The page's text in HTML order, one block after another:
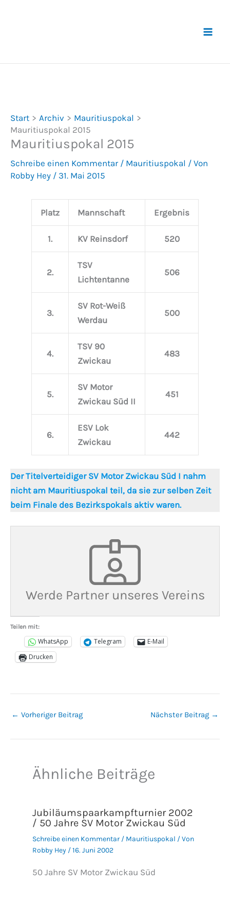
Start Archiv
Mauritiuspokal
Mauritiuspokal 2015
Mauritiuspokal 2015
Schreibe einen Kommentar / Mauritiuspokal / Von
Robby Hey / 31. Mai 2015
Platz Mannschaft Ergebnis
1. KV Reinsdorf 520
2.
TSV
Lichtentanne
506
3.
SV Rot-Weiß
Werdau
500
4.
TSV 90
Zwickau
483
5.
SV Motor
Zwickau Süd II
451
6.
ESV Lok
Zwickau
442
Der Titelverteidiger SV Motor Zwickau Süd I nahm
nicht am Mauritiuspokal teil, da sie zur selben Zeit
beim Finale des Bezirkspokals aktiv waren.
Werde Partner unseres Vereins
Teilen mit:
WhatsApp Telegram
E-Mail
Drucken
← Vorheriger Beitrag Nächster Beitrag →
Ähnliche Beiträge
Jubiläumspaarkampfturnier 2002
/ 50 Jahre SV Motor Zwickau Süd
Schreibe einen Kommentar / Mauritiuspokal / Von
Robby Hey /16. Juni 2002
50 Jahre SV Motor Zwickau Süd